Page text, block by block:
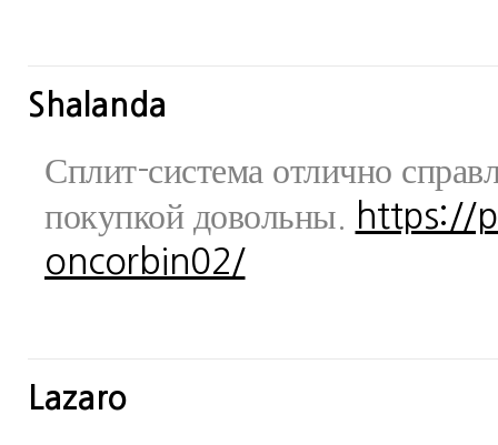
Shalanda
Сплит-система отлично
покупкой довольны.
https://
oncorbin02/
Lazaro